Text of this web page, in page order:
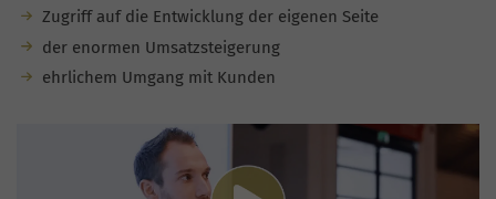
Zugriff auf die Entwicklung der eigenen Seite
der enormen Umsatzsteigerung
ehrlichem Umgang mit Kunden